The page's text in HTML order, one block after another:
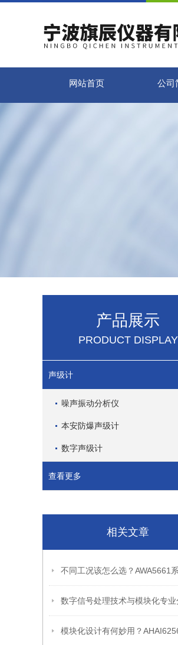
网站首页 公司
产品展示
PRODUCT DISPLAY
声级计
噪声振动分析仪
本安防爆声级计
数字声级计
查看更多
相关文章